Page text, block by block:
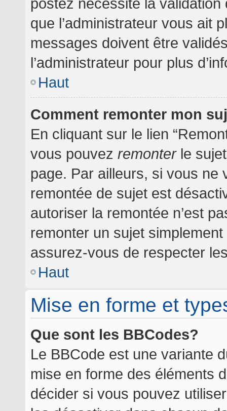
que l’administrateur vous ait
messages doivent être
l’administrateur pour plus
Haut
Comment remonter mon
En cliquant sur le lien
vous pouvez remonterle
page. Par ailleurs, si vous ne
remontée de sujet est
autoriser la remontée n’est
remonter un sujet
assurez-vous de respecter
Haut
Mise en forme et
Que sont les BBCodes?
Le BBCode est une variante
mise en forme des éléments
décider si vous pouvez